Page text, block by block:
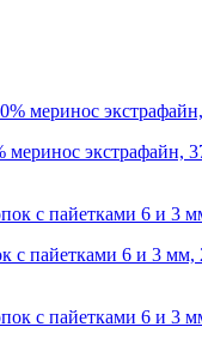
меринос экстрафайн,
с пайетками 6 и 3